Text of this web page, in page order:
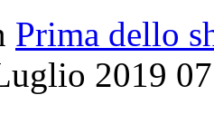
Prima dello
2019